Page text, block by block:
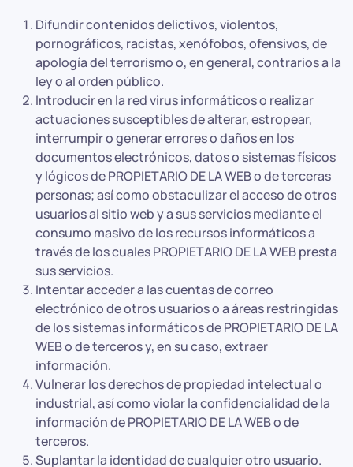
Difundir contenidos delictivos, violentos,
pornográficos, racistas, xenófobos, ofensivos, de
apología del terrorismo o, en general, contrarios a la
ley o al orden público.
Introducir en la red virus informáticos o realizar
actuaciones susceptibles de alterar, estropear,
interrumpir o generar errores o daños en los
documentos electrónicos, datos o sistemas físicos
y lógicos de PROPIETARIO DE LA WEB o de terceras
personas; así como obstaculizar el acceso de otros
usuarios al sitio web y a sus servicios mediante el
consumo masivo de los recursos informáticos a
través de los cuales PROPIETARIO DE LA WEB presta
sus servicios.
Intentar acceder a las cuentas de correo
electrónico de otros usuarios o a áreas restringidas
de los sistemas informáticos de PROPIETARIO DE LA
WEB o de terceros y, en su caso, extraer
información.
Vulnerar los derechos de propiedad intelectual o
industrial, así como violar la confidencialidad de la
información de PROPIETARIO DE LA WEB o de
terceros.
Suplantar la identidad de cualquier otro usuario.